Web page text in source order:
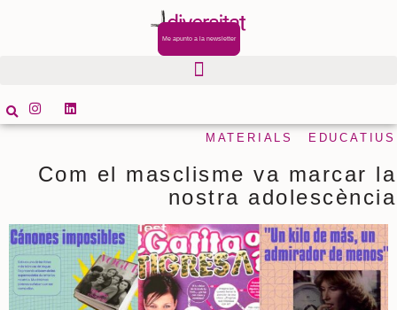
Me apunto a la newsletter
MATERIALS EDUCATIUS
Com el masclisme va marcar la
nostra adolescència